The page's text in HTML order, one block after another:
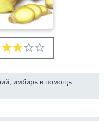
имбирь в помощь